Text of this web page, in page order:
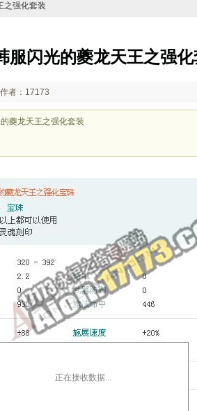
之强化套装
服闪光的夔龙天王之强
作者：17173
夔龙天王之强化套装
正在接收数据...